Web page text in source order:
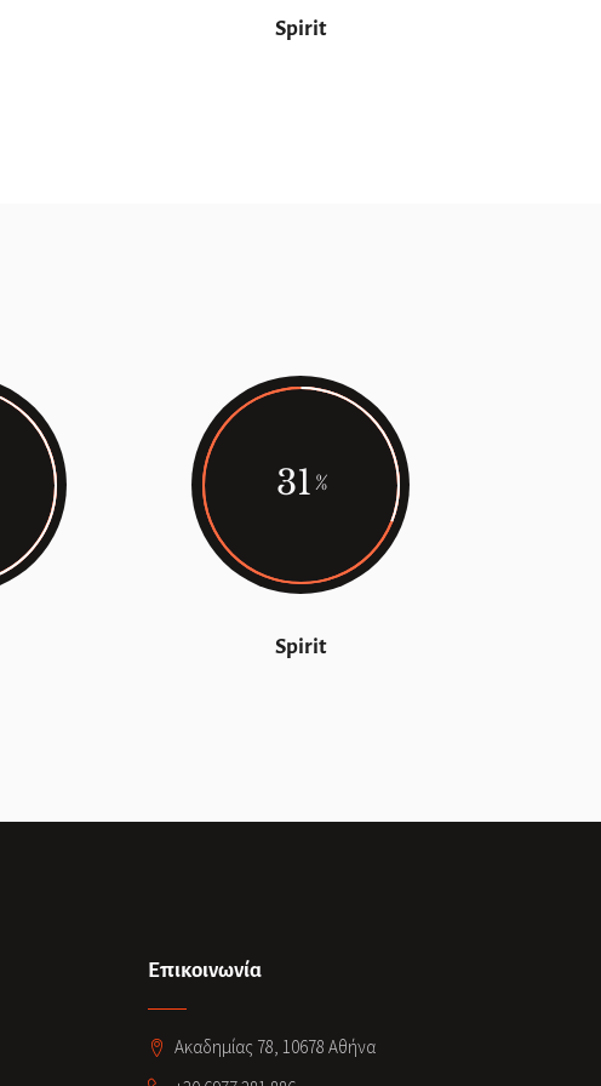
Spirit
31
Spirit
Επικοινωνία
Ακαδημίας 78, 10678 Αθήνα